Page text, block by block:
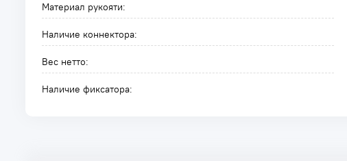
Материал рукояти:
Наличие коннектора:
Вес нетто:
Наличие фиксатора: